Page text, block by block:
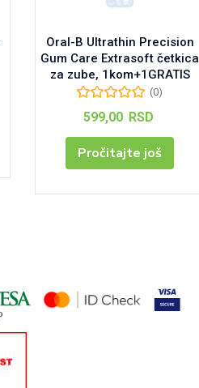
Oral-B Ultrathin Precision
Gum Care Extrasoft četkica
za zube, 1kom+1GRATIS
(0)
599,00 RSD
Pročitajte još